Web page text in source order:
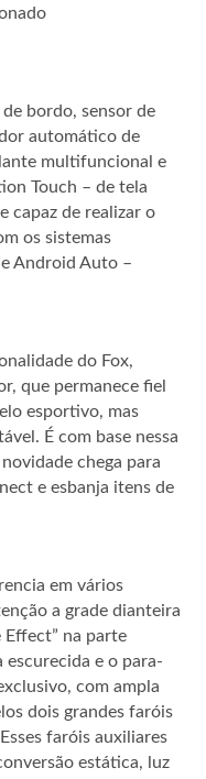
bordo, sensor de
automático de
multifuncional e
Touch – de tela
capaz de realizar o
os sistemas
Android Auto –
do Fox,
que permanece fiel
esportivo, mas
É com base nessa
chega para
e esbanja itens de
em vários
a grade dianteira
Effect” na parte
e o para-
com ampla
dois grandes faróis
faróis auxiliares
estática, luz